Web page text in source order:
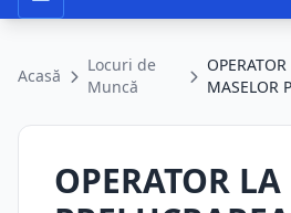
Acasă
Locuri de
Muncă
MASELOR
OPERATOR LA